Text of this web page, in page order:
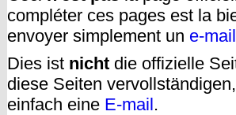
compléter ces pages est la
envoyer simplement un e-
Dies ist nicht die offizielle
diese Seiten
einfach eine E-mail.